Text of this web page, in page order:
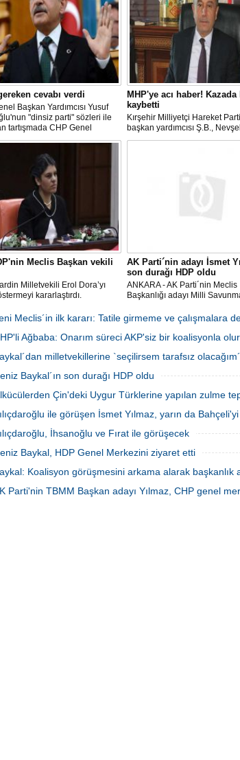
cevabı verdi
Başkan Yardımcısı Yusuf
"dinsiz parti" sözleri ile
tartışmada CHP Genel
Kemal Kılıçdaroğlu "bütün
verdi. Habertürk'e konuşan
Bahçeli'nin de üzüldüğü
MHP'ye acı haber! Kazada
kaybetti
Kırşehir Milliyetçi Hareket
başkan yardımcısı Ş.B.,
Avanos ilçesinde geçirdiği
Meclis Başkan vekili
Milletvekili Erol Dora’yı
kararlaştırdı.
AK Parti´nin adayı İsmet
son durağı HDP oldu
ANKARA - AK Parti´nin Meclis
Başkanlığı adayı Milli
Meclis´te grubu bulunan son
´yi ziyaret etti. HDP Eş Genel
Selahattin Demi
Meclis´in ilk kararı: Tatile girmeme ve çalışmalara
Ağbaba: Onarım süreci AKP'siz bir koalisyonla olur
milletvekillerine `seçilirsem tarafsız
Baykal´ın son durağı HDP oldu
Çin'deki Uygur Türklerine yapılan zulme
ile görüşen İsmet Yılmaz, yarın da
İhsanoğlu ve Fırat ile görüşecek
Baykal, HDP Genel Merkezini ziyaret etti
Koalisyon görüşmesini arkama alarak başkanlık
Parti'nin TBMM Başkan adayı Yılmaz, CHP genel